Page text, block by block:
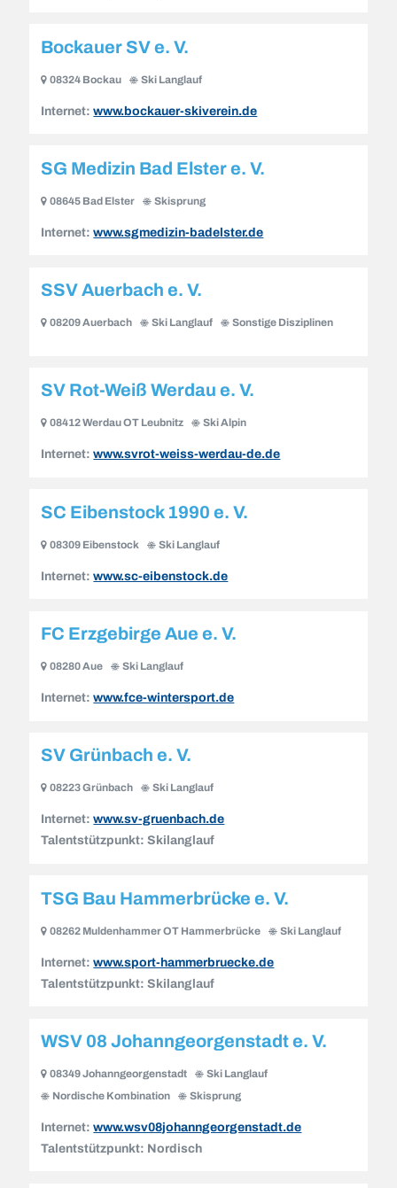
Bockauer SV e. V.
08324 Bockau Ski Langlauf
Internet:www.bockauer-skiverein.de
SG Medizin Bad Elster e. V.
08645 Bad Elster Skisprung
Internet:www.sgmedizin-badelster.de
SSV Auerbach e. V.
08209 Auerbach Ski Langlauf Sonstige Disziplinen
SV Rot-Weiß Werdau e. V.
08412 Werdau OT Leubnitz Ski Alpin
Internet:www.svrot-weiss-werdau-de.de
SC Eibenstock 1990 e. V.
08309 Eibenstock Ski Langlauf
Internet:www.sc-eibenstock.de
FC Erzgebirge Aue e. V.
08280 Aue Ski Langlauf
Internet:www.fce-wintersport.de
SV Grünbach e. V.
08223 Grünbach Ski Langlauf
Internet:www.sv-gruenbach.de
Talentstützpunkt:Skilanglauf
TSG Bau Hammerbrücke e. V.
08262 Muldenhammer OT Hammerbrücke Ski Langlauf
Internet:www.sport-hammerbruecke.de
Talentstützpunkt:Skilanglauf
WSV 08 Johanngeorgenstadt e. V.
08349 Johanngeorgenstadt
Ski Langlauf
Nordische Kombination
Skisprung
Internet:www.wsv08johanngeorgenstadt.de
Talentstützpunkt: Nordisch